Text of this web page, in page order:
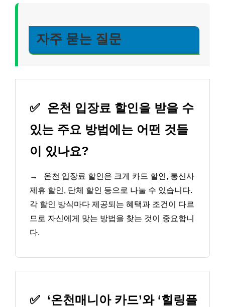
자주 묻는 질문
✅ 온천 입장료 할인을 받을 수
있는 주요 방법에는 어떤 것들
이 있나요?
→
온천 입장료 할인은 크게 카드 할인, 통신사
제휴 할인, 단체 할인 등으로 나눌 수 있습니다.
각 할인 방식마다 제공되는 혜택과 조건이 다르
므로 자신에게 맞는 방법을 찾는 것이 중요합니
다.
✅ ‘온천매니아 카드’와 ‘힐링플